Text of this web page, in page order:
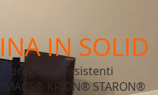
IN SOLID
pregiati e resistenti
KRION® STARON®